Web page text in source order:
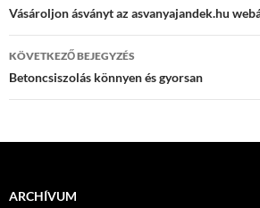
navigáció
Vásároljon ásványt az asvanyajandek.hu
KÖVETKEZŐ BEJEGYZÉS
Betoncsiszolás könnyen és gyorsan
ARCHÍVUM